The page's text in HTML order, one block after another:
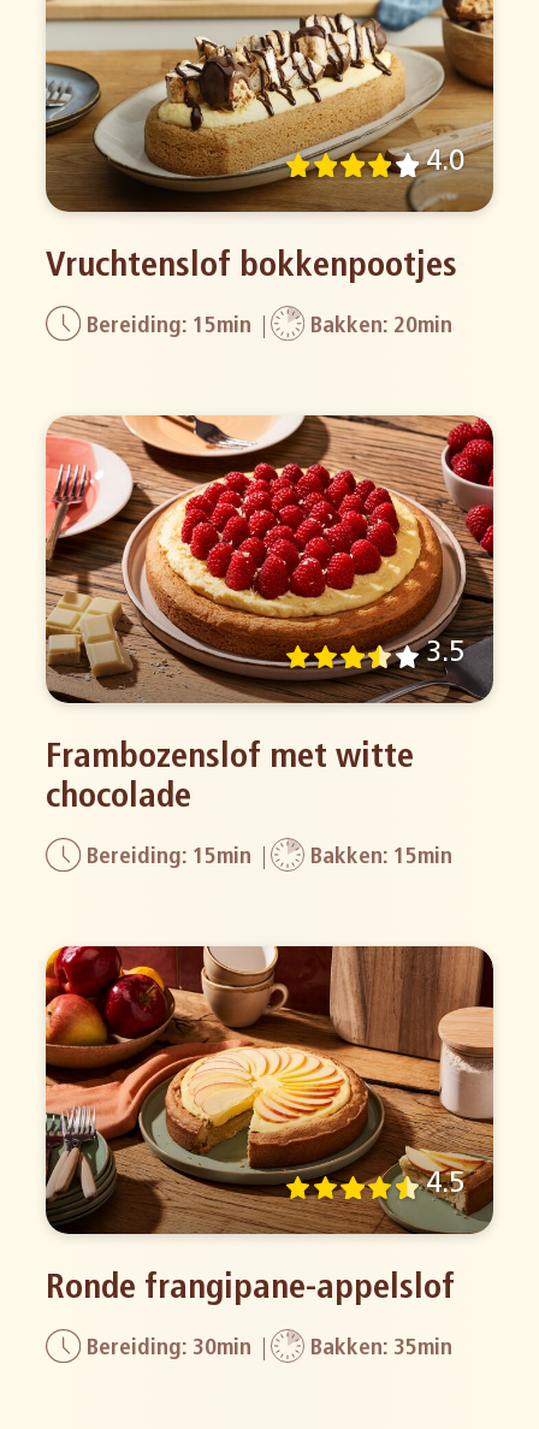
4.0
Vruchtenslof bokkenpootjes
Bereiding: 15min Bakken: 20min
3.5
Frambozenslof met witte
chocolade
Bereiding: 15min Bakken: 15min
4.5
Ronde frangipane-appelslof
Bereiding: 30min Bakken: 35min